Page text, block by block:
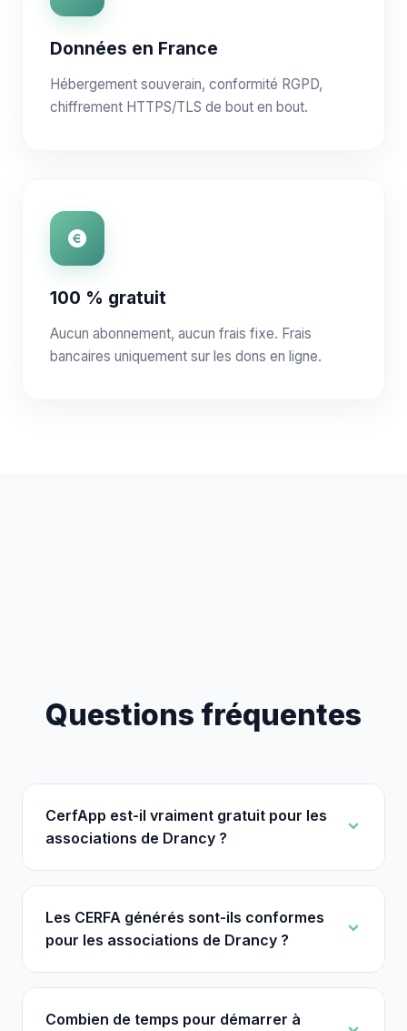
Données en France
Hébergement souverain, conformité RGPD,
chiffrement HTTPS/TLS de bout en bout.
100 % gratuit
Aucun abonnement, aucun frais fixe. Frais
bancaires uniquement sur les dons en ligne.
Questions fréquentes
CerfApp est-il vraiment gratuit pour les
associations de Drancy ?
Les CERFA générés sont-ils conformes
pour les associations de Drancy ?
Combien de temps pour démarrer à